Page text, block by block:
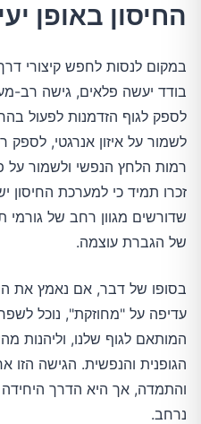
החיסון באופן
במקום לנסות לחפש קיצורי
בודד יעשה פלאים, גישה רב-
לספק לגוף הזדמנות לפעול
לשמור על איזון אנרגטי, לספק
רמות הלחץ הנפשי ולשמור על
זכרו תמיד כי למערכת החיסון
שדורשים מגוון רחב של
של הגברת עוצמה.
בסופו של דבר, אם נאמץ את
עדיפה על "מחוזקת", נוכל
המותאם לגוף שלנו, וליהנות
הגופנית והנפשית. הגישה הזו
והתמדה, אך היא הדרך
נרחב.